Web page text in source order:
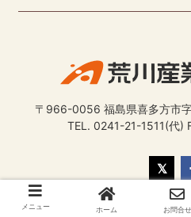
〒966-0056 福島県喜多方市
TEL. 0241-21-1511(代)
Copyright © Arakawa
メニュー ホーム お問合せ